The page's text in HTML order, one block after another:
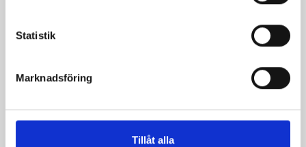
Statistik
Marknadsföring
Tillåt alla